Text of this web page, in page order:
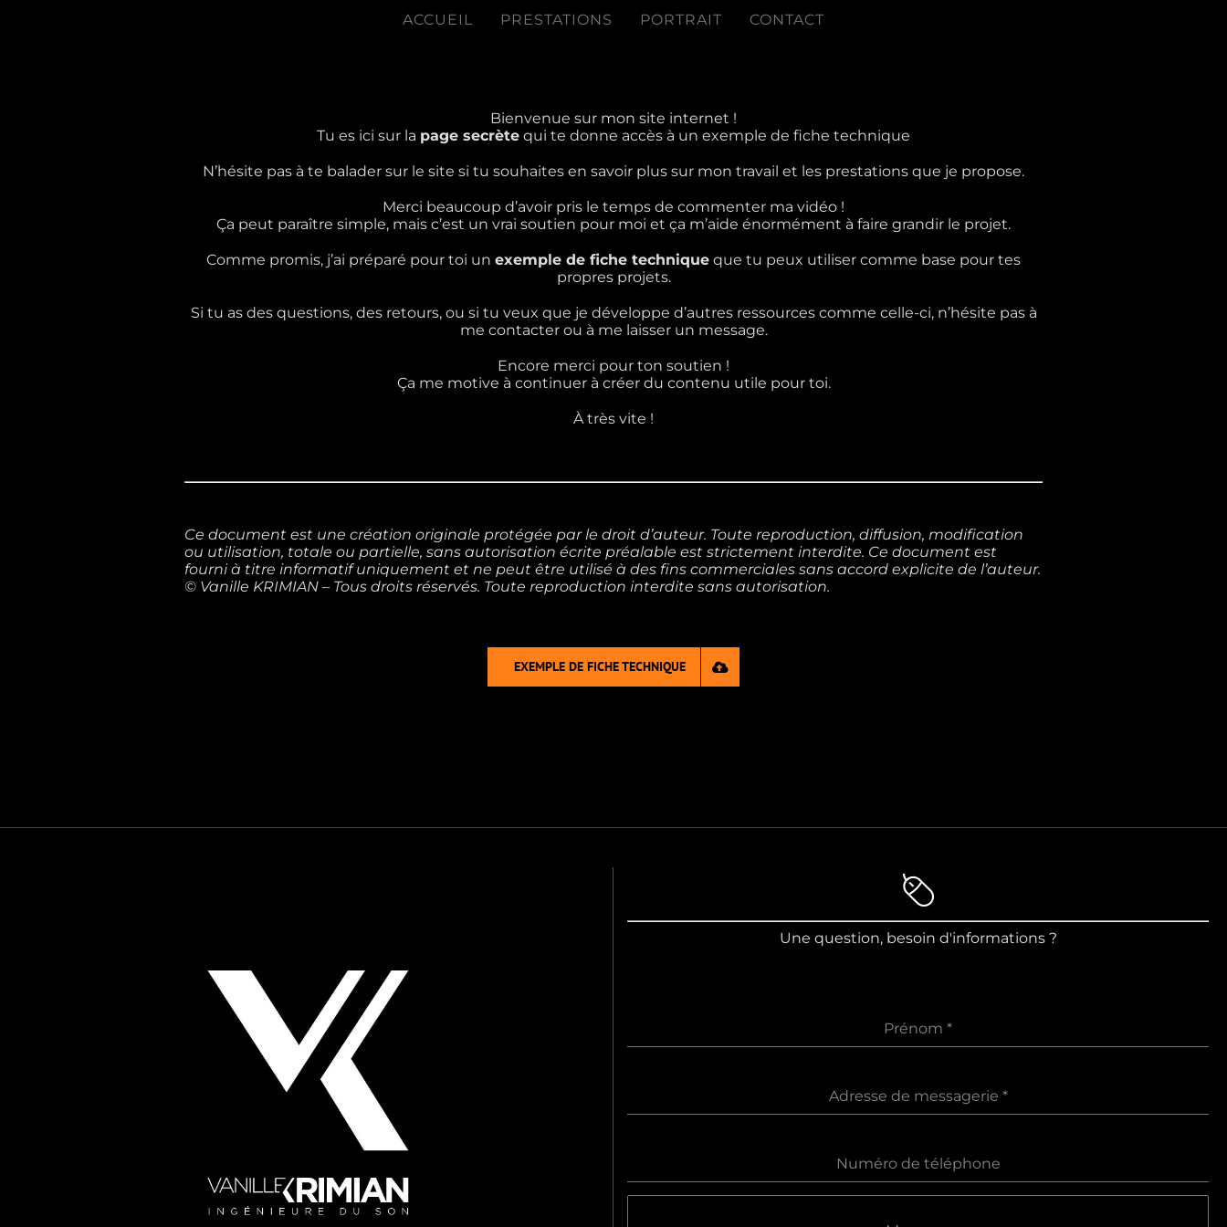
ACCUEIL PRESTATIONS PORTRAIT CONTACT
Bienvenue sur mon site internet !
Tu es ici sur la page secrète qui te donne accès à un exemple de fiche technique
N’hésite pas à te balader sur le site si tu souhaites en savoir plus sur mon travail et les prestations que je propose.
Merci beaucoup d’avoir pris le temps de commenter ma vidéo !
Ça peut paraître simple, mais c’est un vrai soutien pour moi et ça m’aide énormément à faire grandir le projet.
Comme promis, j’ai préparé pour toi un exemple de fiche technique que tu peux utiliser comme base pour tes
propres projets.
Si tu as des questions, des retours, ou si tu veux que je développe d’autres ressources comme celle-ci, n’hésite pas à
me contacter ou à me laisser un message.
Encore merci pour ton soutien !
Ça me motive à continuer à créer du contenu utile pour toi.
À très vite !
Ce document est une création originale protégée par le droit d’auteur. Toute reproduction, diffusion, modification
ou utilisation, totale ou partielle, sans autorisation écrite préalable est strictement interdite. Ce document est
fourni à titre informatif uniquement et ne peut être utilisé à des fins commerciales sans accord explicite de l’auteur.
© Vanille KRIMIAN – Tous droits réservés. Toute reproduction interdite sans autorisation.
EXEMPLE DE FICHE TECHNIQUE
Une question, besoin d'informations ?
Prénom *
Adresse de messagerie *
Numéro de téléphone